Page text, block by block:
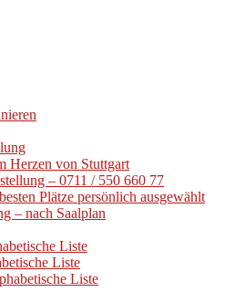
Herzen von Stuttgart
– 0711 / 550 660 77
Plätze persönlich ausgewählt
– nach Saalplan
Liste
Liste
Liste